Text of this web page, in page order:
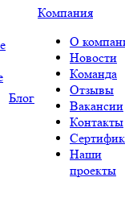
Блог
Компания
О
Новости
Команда
Отзывы
Вакансии
Контакты
Наши
проекты